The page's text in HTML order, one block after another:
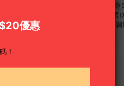
Ostelin兒童液體維生素D3，提供量
每0.5ml小劑量可提供200IU的維生
它不含添加的糖，也沒有人造色素，